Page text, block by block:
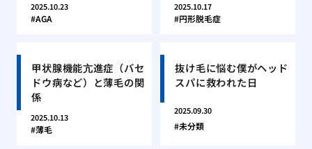
2025.10.23
AGA
2025.10.17
円形脱毛症
甲状腺機能亢進症（バセ
ドウ病など）と薄毛の関
係
2025.10.13
薄毛
抜け毛に悩む僕がヘッド
スパに救われた日
2025.09.30
未分類